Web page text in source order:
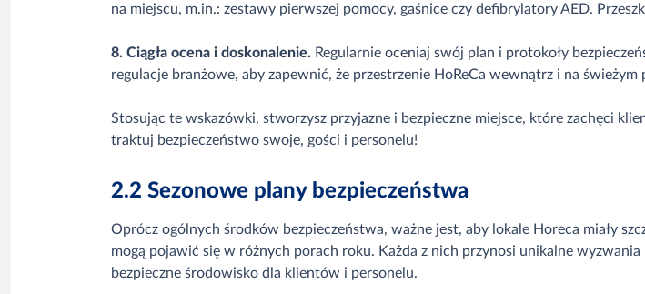
na miejscu, m.in.: zestawy pierwszej pomocy, gaśnice czy defibrylatory AED.
8. Ciągła ocena i doskonalenie. Regularnie oceniaj swój plan i protokoły
regulacje branżowe, aby zapewnić, że przestrzenie HoReCa wewnątrz i na
Stosując te wskazówki, stworzysz przyjazne i bezpieczne miejsce, które zachęci
traktuj bezpieczeństwo swoje, gości i personelu!
2.2 Sezonowe plany bezpieczeństwa
Oprócz ogólnych środków bezpieczeństwa, ważne jest, aby lokale Horeca miały
mogą pojawić się w różnych porach roku. Każda z nich przynosi unikalne
bezpieczne środowisko dla klientów i personelu.